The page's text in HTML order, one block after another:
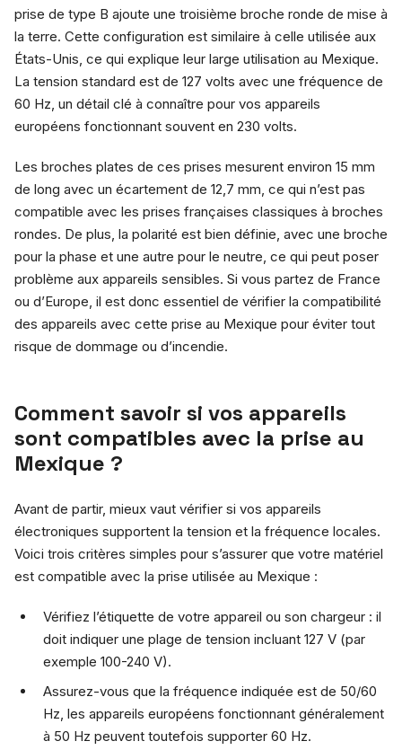
prise de type B ajoute une troisième broche ronde de mise à
la terre. Cette configuration est similaire à celle utilisée aux
États-Unis, ce qui explique leur large utilisation au Mexique.
La tension standard est de 127 volts avec une fréquence de
60 Hz, un détail clé à connaître pour vos appareils
européens fonctionnant souvent en 230 volts.
Les broches plates de ces prises mesurent environ 15 mm
de long avec un écartement de 12,7 mm, ce qui n’est pas
compatible avec les prises françaises classiques à broches
rondes. De plus, la polarité est bien définie, avec une broche
pour la phase et une autre pour le neutre, ce qui peut poser
problème aux appareils sensibles. Si vous partez de France
ou d’Europe, il est donc essentiel de vérifier la compatibilité
des appareils avec cette prise au Mexique pour éviter tout
risque de dommage ou d’incendie.
Comment savoir si vos appareils
sont compatibles avec la prise au
Mexique ?
Avant de partir, mieux vaut vérifier si vos appareils
électroniques supportent la tension et la fréquence locales.
Voici trois critères simples pour s’assurer que votre matériel
est compatible avec la prise utilisée au Mexique :
Vérifiez l’étiquette de votre appareil ou son chargeur : il
doit indiquer une plage de tension incluant 127 V (par
exemple 100-240 V).
Assurez-vous que la fréquence indiquée est de 50/60
Hz, les appareils européens fonctionnant généralement
à 50 Hz peuvent toutefois supporter 60 Hz.